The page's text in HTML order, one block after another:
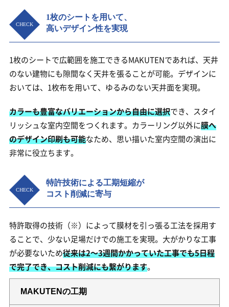
1枚のシートを用いて、
高いデザイン性を実現
1枚のシートで広範囲を施工できるMAKUTENであれば、天井
のない建物にも隙間なく天井を張ることが可能。デザインに
おいては、1枚布を用いて、ゆるみのない天井面を実現。
カラーも豊富なバリエーションから自由に選択でき、スタイ
リッシュな室内空間をつくれます。カラーリング以外に膜へ
のデザイン印刷も可能なため、思い描いた室内空間の演出に
非常に役立ちます。
特許技術による工期短縮が
コスト削減に寄与
特許取得の技術（※）によって膜材を引っ張る工法を採用す
ることで、少ない足場だけでの施工を実現。大がかりな工事
が必要ないため従来は2～3週間かかっていた工事でも5日程
で完了でき、コスト削減にも繋がります。
MAKUTENの工期